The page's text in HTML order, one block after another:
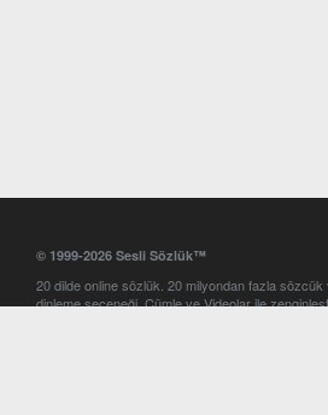
© 1999-2026 Sesli Sözlük™
20 dilde online sözlük. 20 milyondan fazla sözcük
dinleme seçeneği. Cümle ve Videolar ile